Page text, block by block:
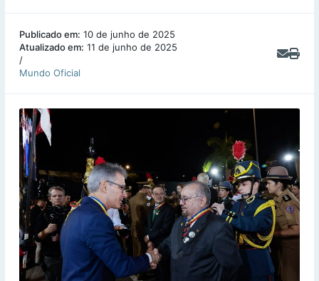
Publicado em: 10 de junho de 2025
Atualizado em: 11 de junho de 2025
/
Mundo Oficial